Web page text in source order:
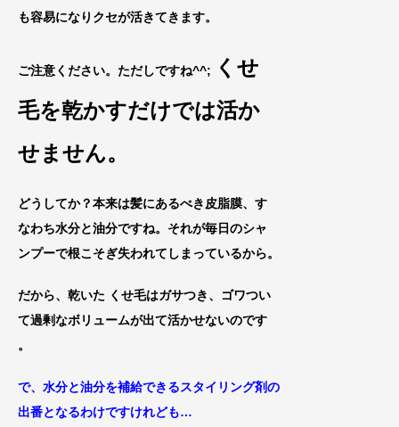
も容易になりクセが活きてきます。
ご注意ください。ただしですね^^;
くせ
毛を乾かすだけでは活か
せません。
どうしてか？本来は髪にあるべき皮脂膜、す
なわち水分と油分ですね。それが毎日のシャ
ンプーで根こそぎ失われてしまっているから。
だから、乾いた くせ毛はガサつき、ゴワつい
て過剰なボリュームが出て活かせないのです
。
で、水分と油分を補給できるスタイリング剤の
出番となるわけですけれども…